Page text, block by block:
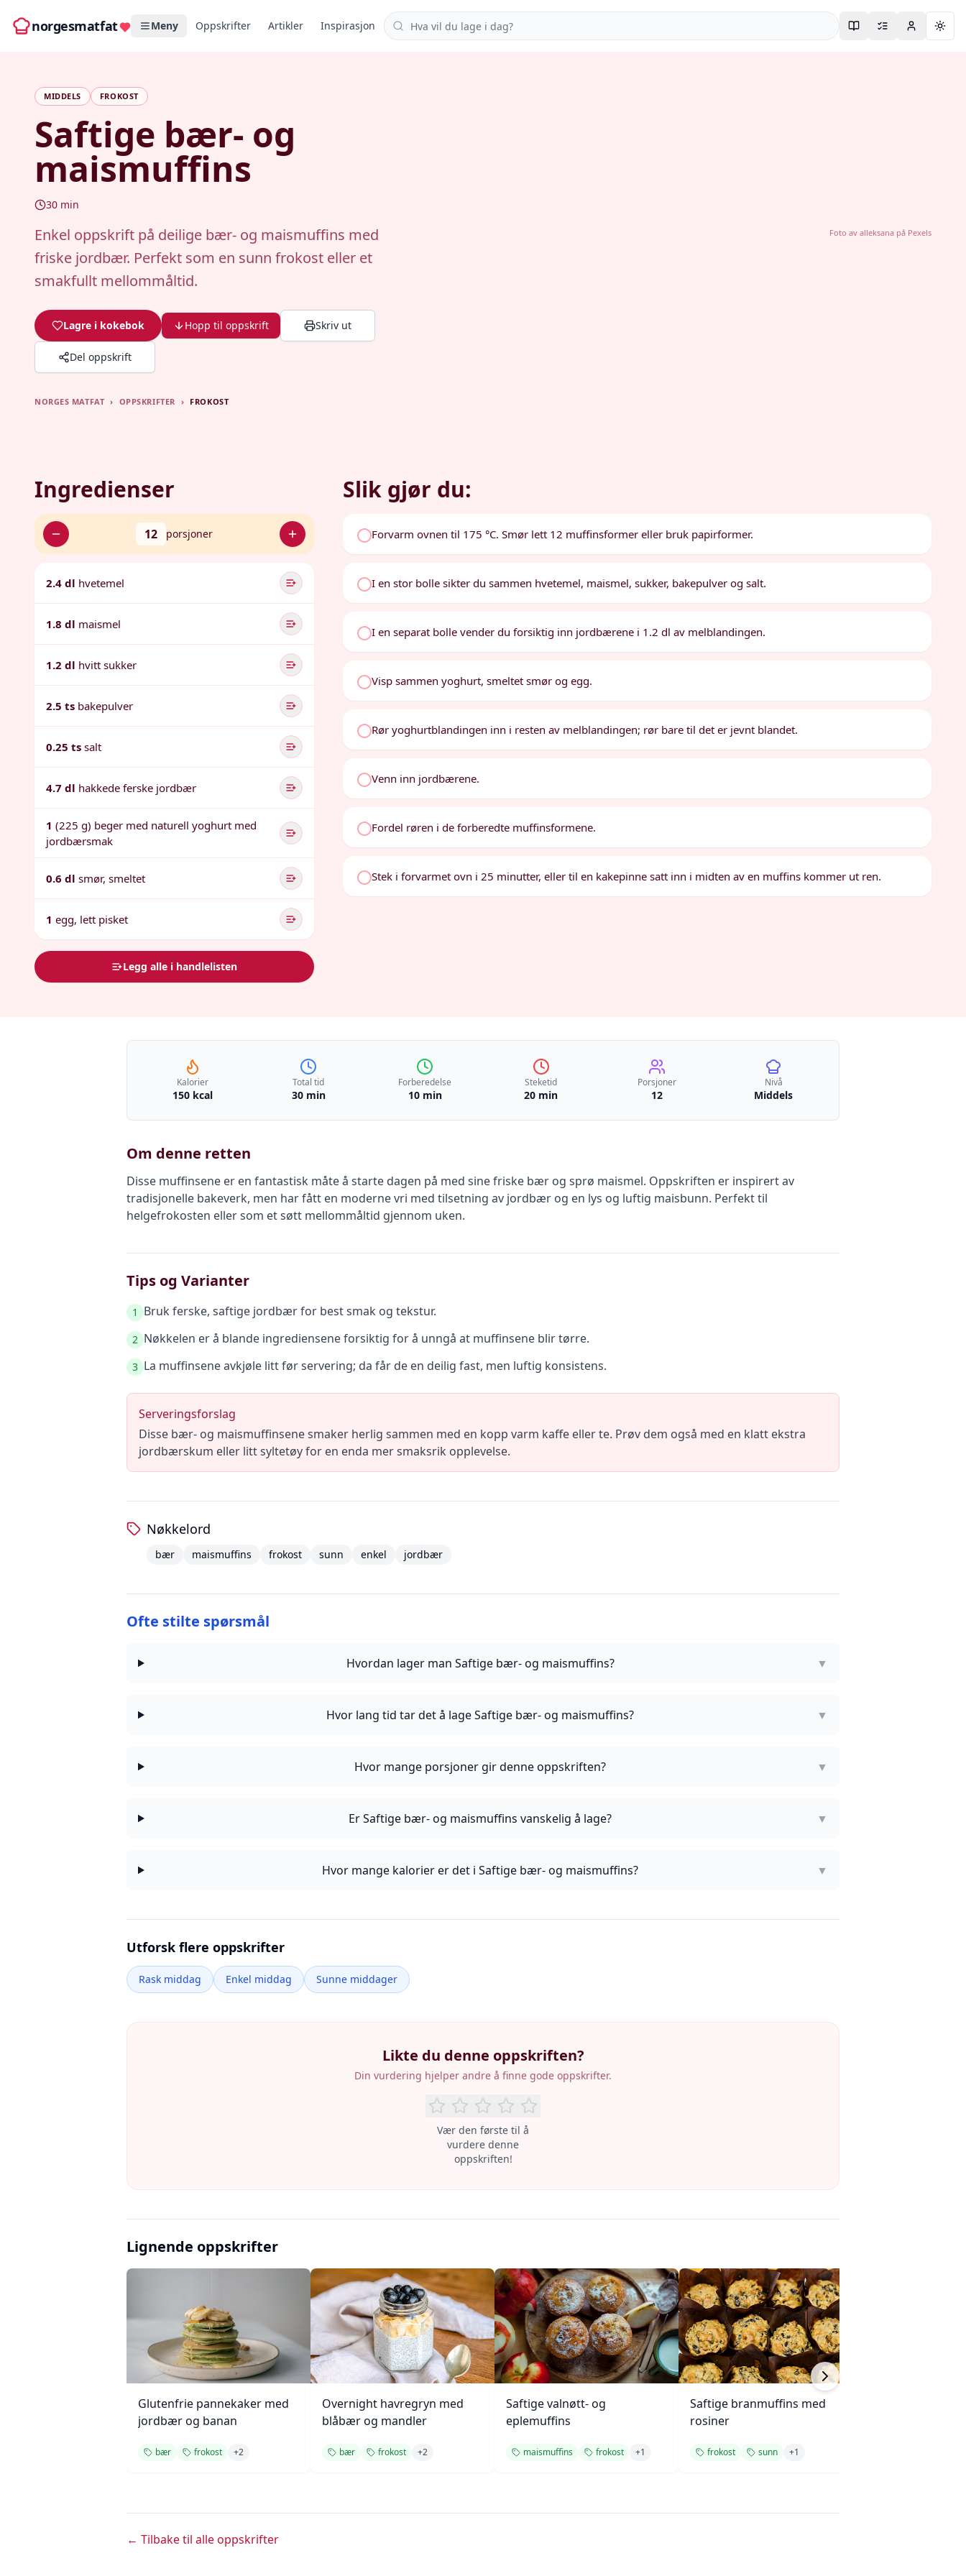
norgesmatfat Meny Oppskrifter Artikler Inspirasjon Søk i oppskrifter
MIDDELS FROKOST
Saftige bær- og
maismuffins
30 min
Enkel oppskrift på deilige bær- og maismuffins med
friske jordbær. Perfekt som en sunn frokost eller et
smakfullt mellommåltid.
Lagre i kokebok Hopp til oppskrift Skriv ut
Del oppskrift
Foto av alleksanapå Pexels
NORGES MATFAT › OPPSKRIFTER › FROKOST
Ingredienser
12 porsjoner
2.4 dl hvetemel
1.8 dl maismel
1.2 dl hvitt sukker
2.5 ts bakepulver
0.25 ts salt
4.7 dl hakkede ferske jordbær
1 (225 g) beger med naturell yoghurt med
jordbærsmak
0.6 dl smør, smeltet
1 egg, lett pisket
Legg alle i handlelisten
Slik gjør du:
Forvarm ovnen til 175 °C. Smør lett 12 muffinsformer eller bruk papirformer.
I en stor bolle sikter du sammen hvetemel, maismel, sukker, bakepulver og salt.
I en separat bolle vender du forsiktig inn jordbærene i 1.2 dl av melblandingen.
Visp sammen yoghurt, smeltet smør og egg.
Rør yoghurtblandingen inn i resten av melblandingen; rør bare til det er jevnt blandet.
Venn inn jordbærene.
Fordel røren i de forberedte muffinsformene.
Stek i forvarmet ovn i 25 minutter, eller til en kakepinne satt inn i midten av en muffins kommer ut ren.
Kalorier
150 kcal
Total tid
30 min
Forberedelse
10 min
Steketid
20 min
Porsjoner
12
Nivå
Middels
Om denne retten
Disse muffinsene er en fantastisk måte å starte dagen på med sine friske bær og sprø maismel. Oppskriften er inspirert av
tradisjonelle bakeverk, men har fått en moderne vri med tilsetning av jordbær og en lys og luftig maisbunn. Perfekt til
helgefrokosten eller som et søtt mellommåltid gjennom uken.
Tips og Varianter
1 Bruk ferske, saftige jordbær for best smak og tekstur.
2 Nøkkelen er å blande ingrediensene forsiktig for å unngå at muffinsene blir tørre.
3 La muffinsene avkjøle litt før servering; da får de en deilig fast, men luftig konsistens.
Serveringsforslag
Disse bær- og maismuffinsene smaker herlig sammen med en kopp varm kaffe eller te. Prøv dem også med en klatt ekstra
jordbærskum eller litt syltetøy for en enda mer smaksrik opplevelse.
Nøkkelord
bær maismuffins frokost sunn enkel jordbær
Ofte stilte spørsmål
Hvordan lager man Saftige bær- og maismuffins? ▼
Hvor lang tid tar det å lage Saftige bær- og maismuffins? ▼
Hvor mange porsjoner gir denne oppskriften? ▼
Er Saftige bær- og maismuffins vanskelig å lage? ▼
Hvor mange kalorier er det i Saftige bær- og maismuffins? ▼
Utforsk flere oppskrifter
Rask middag Enkel middag Sunne middager
Likte du denne oppskriften?
Din vurdering hjelper andre å finne gode oppskrifter.
Vær den første til å
vurdere denne
oppskriften!
Lignende oppskrifter
Glutenfrie pannekaker med
jordbær og banan
bær frokost +2
Overnight havregryn med
blåbær og mandler
bær frokost +2
Saftige valnøtt- og
eplemuffins
maismuffins frokost +1
Saftige branmuffins med
rosiner
frokost sunn +1
← Tilbake til alle oppskrifter